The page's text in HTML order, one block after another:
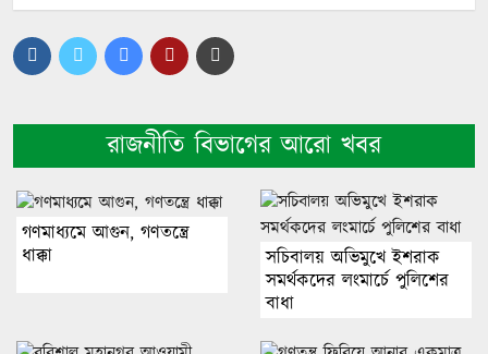
রাজনীতি বিভাগের আরো খবর
গণমাধ্যমে আগুন, গণতন্ত্রে
ধাক্কা
সচিবালয় অভিমুখে ইশরাক
সমর্থকদের লংমার্চে পুলিশের
বাধা